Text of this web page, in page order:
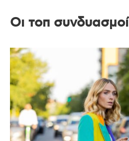
Οι τοπ συνδυασμοί